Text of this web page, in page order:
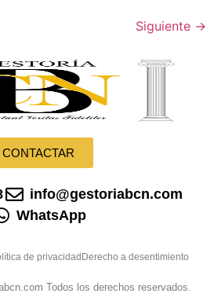
Siguiente →
CONTACTAR
info@gestoriabcn.com
WhatsApp
de privacidadDerecho a desentimiento
Todos los derechos reservados.